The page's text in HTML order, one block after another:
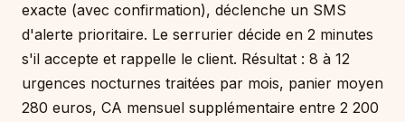
exacte (avec confirmation), déclenche un SMS
d'alerte prioritaire. Le serrurier décide en 2 minutes
s'il accepte et rappelle le client. Résultat : 8 à 12
urgences nocturnes traitées par mois, panier moyen
280 euros, CA mensuel supplémentaire entre 2 200